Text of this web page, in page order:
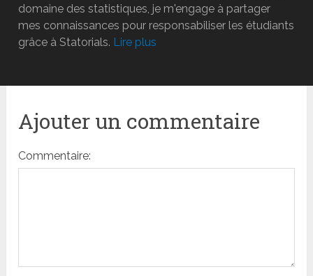
domaine des statistiques, je m'engage à partager
mes connaissances pour responsabiliser les étudiants
grâce à Statorials. Lire plus
Ajouter un commentaire
Commentaire: